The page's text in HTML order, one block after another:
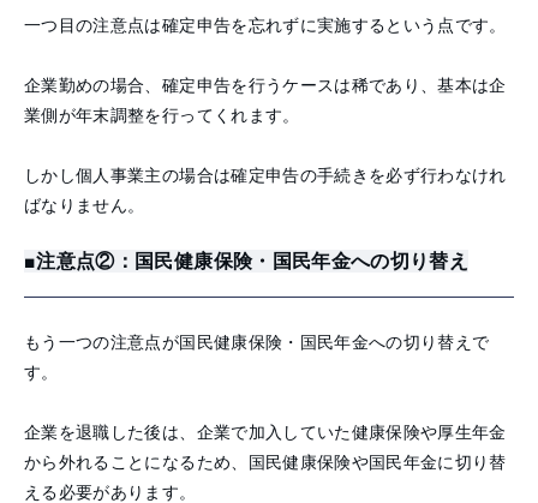
一つ目の注意点は確定申告を忘れずに実施するという点です。
企業勤めの場合、確定申告を行うケースは稀であり、基本は企
業側が年末調整を行ってくれます。
しかし個人事業主の場合は確定申告の手続きを必ず行わなけれ
ばなりません。
■注意点②：国民健康保険・国民年金への切り替え
もう一つの注意点が国民健康保険・国民年金への切り替えで
す。
企業を退職した後は、企業で加入していた健康保険や厚生年金
から外れることになるため、国民健康保険や国民年金に切り替
える必要があります。